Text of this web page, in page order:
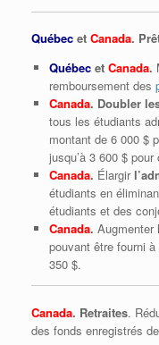
Québec et Canada.
Québecet Canada.
remboursement des
Canada. Doubler
tous les étudiants
montant de 6 000 $
jusqu’à 3 600 $
Canada. Élargir
étudiants en
étudiants et des
Canada. Augmenter
pouvant être fourni
350 $.
Canada. Retraites.
des fonds enregistrés